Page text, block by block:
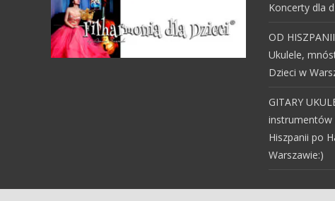
Koncerty dla
OD
Ukulele,
Dzieci w
GITARY
instrumentów
Hiszpanii po
Warszawie:)